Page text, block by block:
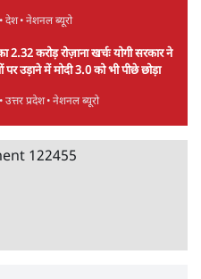
• देश• नेशनल ब्यूरो
2.32 करोड़ रोज़ाना खर्चः योगी सरकार ने
पर उड़ाने में मोदी 3.0 को भी पीछे छोड़ा
• उत्तर प्रदेश• नेशनल ब्यूरो
122455